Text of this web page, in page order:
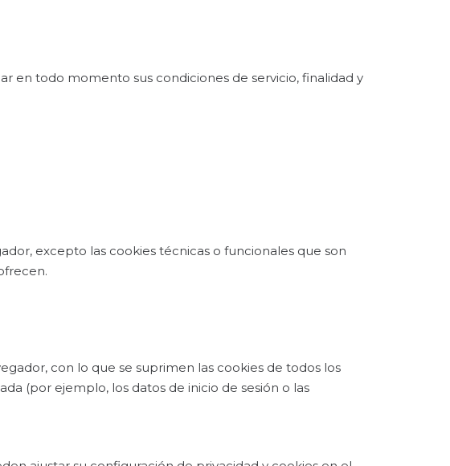
en todo momento sus condiciones de servicio, finalidad y
excepto las cookies técnicas o funcionales que son
con lo que se suprimen las cookies de todos los
(por ejemplo, los datos de inicio de sesión o las